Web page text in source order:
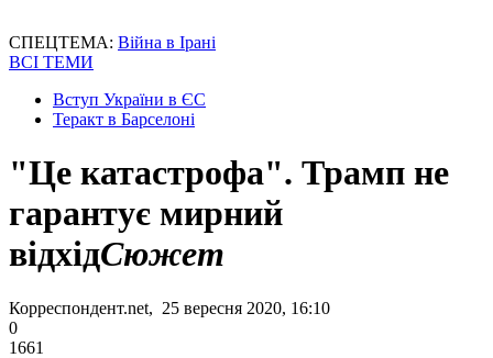
СПЕЦТЕМА: Війна в Ірані
ВСІ ТЕМИ
Вступ України в ЄС
Теракт в Барселоні
"Це катастрофа". Трамп не
гарантує мирний
відхідСюжет
Корреспондент.net, 25 вересня 2020, 16:10
0
1661